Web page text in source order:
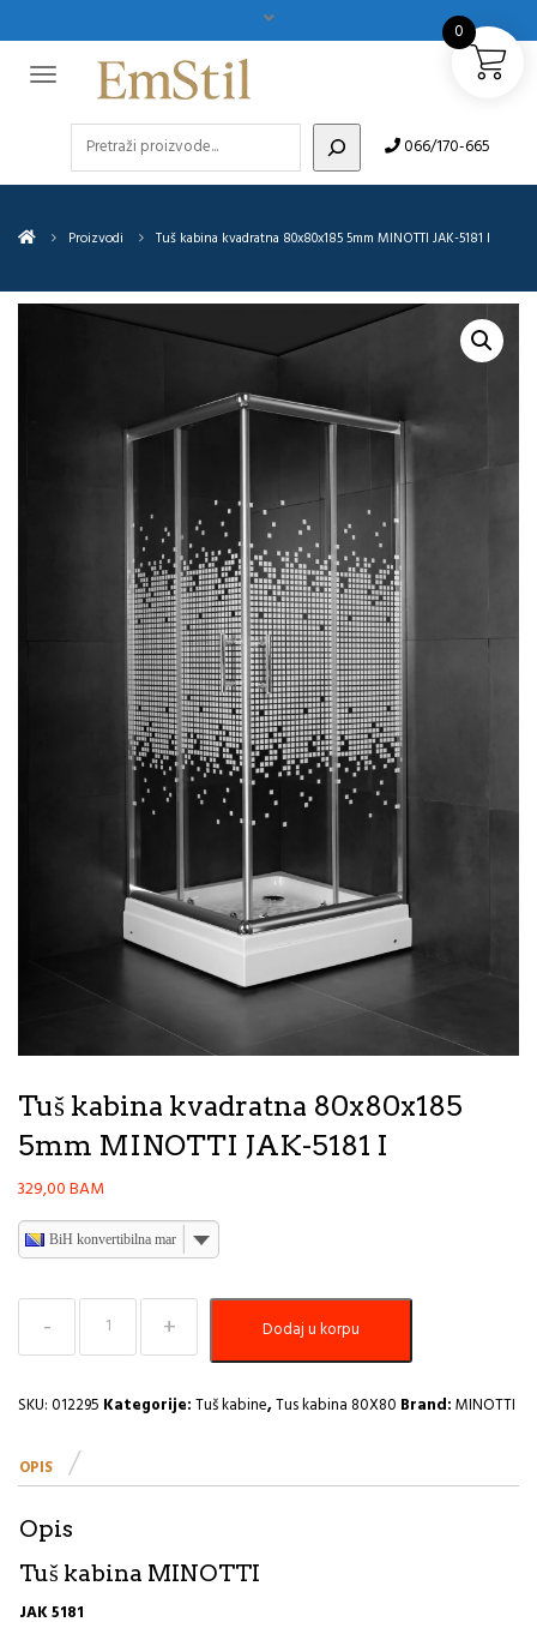
066/170-665
Proizvodi Tuš kabina kvadratna 80x80x185 5mm MINOTTI JAK-5181 I
Tuš kabina kvadratna 80x80x185
5mm MINOTTI JAK-5181 I
329,00BAM
BiH konvertibilna marka
Tuš
kabina
kvadratna
5mm
JAK-
I
Dodaj u korpu
SKU:012295 Kategorije:Tuš kabine,Tus kabina 80X80 Brand:MINOTTI
OPIS
Opis
Tuš kabina MINOTTI
JAK 5181
0